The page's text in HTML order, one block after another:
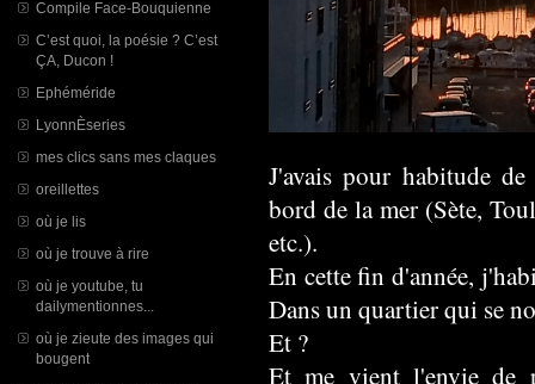
Compile Face-Bouquienne
C’est quoi, la poésie ? C’est
ÇA, Ducon !
Ephéméride
LyonnÈseries
mes clics sans mes claques
oreillettes
où je lis
où je trouve à rire
où je youtube, tu
dailymentionnes...
où je zieute des images qui
bougent
J'avais pour habitude
bord de la mer (Sète,
etc.).
En cette fin d'année,
Dans un quartier qui se
Et ?
Et me vient l'envie de